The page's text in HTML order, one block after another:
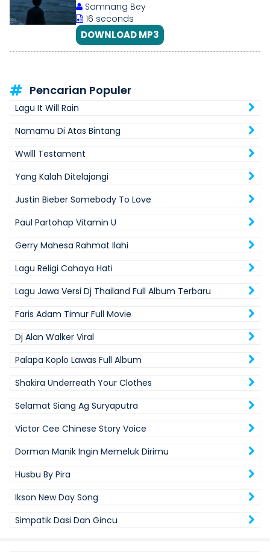
Samnang Bey
16 seconds
DOWNLOAD MP3
Pencarian Populer
Lagu It Will Rain
Namamu Di Atas Bintang
Wwlll Testament
Yang Kalah Ditelajangi
Justin Bieber Somebody To Love
Paul Partohap Vitamin U
Gerry Mahesa Rahmat Ilahi
Lagu Religi Cahaya Hati
Lagu Jawa Versi Dj Thailand Full Album Terbaru
Faris Adam Timur Full Movie
Dj Alan Walker Viral
Palapa Koplo Lawas Full Album
Shakira Underreath Your Clothes
Selamat Siang Ag Suryaputra
Victor Cee Chinese Story Voice
Dorman Manik Ingin Memeluk Dirimu
Husbu By Pira
Ikson New Day Song
Simpatik Dasi Dan Gincu